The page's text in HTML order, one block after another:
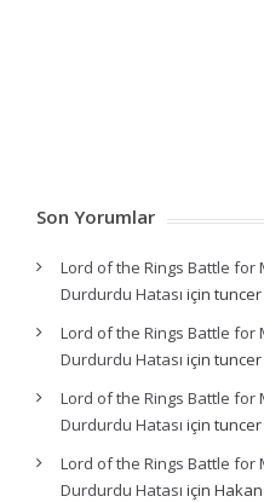
Son Yorumlar
Lord of the Rings Battle for
Durdurdu Hatası için tuncer
Lord of the Rings Battle for
Durdurdu Hatası için tuncer
Lord of the Rings Battle for
Durdurdu Hatası için tuncer
Lord of the Rings Battle for
Durdurdu Hatası için Hakan